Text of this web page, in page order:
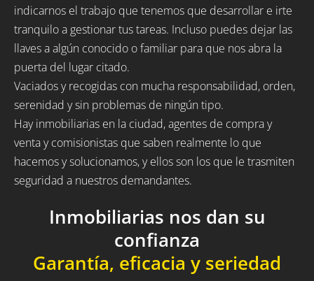
indicarnos el trabajo que tenemos que desarrollar e irte
tranquilo a gestionar tus tareas. Incluso puedes dejar las
llaves a algún conocido o familiar para que nos abra la
puerta del lugar citado.
Vaciados y recogidas con mucha responsabilidad, orden,
serenidad y sin problemas de ningún tipo.
Hay inmobiliarias en la ciudad, agentes de compra y
venta y comisionistas que saben realmente lo que
hacemos y solucionamos, y ellos son los que le trasmiten
seguridad a nuestros demandantes.
Inmobiliarias nos dan su
confianza
Garantía, eficacia y seriedad